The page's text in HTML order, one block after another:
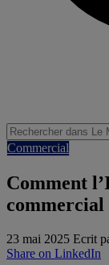
Commercial
Comment
commercial
23 mai 2025 Ecrit
Share on LinkedIn